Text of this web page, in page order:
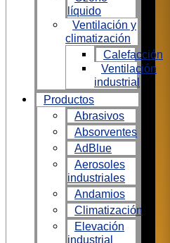
líquido
Ventilación y
climatización
Calefacción
Ventilación
industrial
Productos
Abrasivos
Absorventes
AdBlue
Aerosoles
industriales
Andamios
Climatización
Elevación
industrial